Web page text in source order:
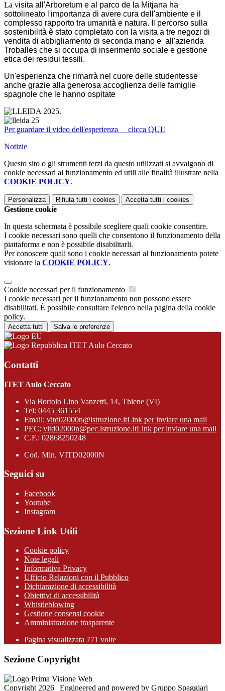
La visita all'Arboretum e al parco de la Mitjana ha
sottolineato l'importanza di avere cura dell'ambiente e il
complesso rapporto tra umanità e natura. Il percorso sulla
sostenibilità è stato completato con la visita a tre negozi di
vendita di abbigliamento di seconda mano e all'azienda
Troballes che si occupa di inserimento sociale e gestione
etica dei residui tessili.
Un'esperienza che rimarrà nel cuore delle studentesse
anche grazie alla generosa accoglienza delle famiglie
spagnole che le hanno ospitate
Per guardare il video dell'esperienza clicca QUI!
Notizie
Questo sito o gli strumenti terzi da questo utilizzati si avvalgono di
cookie necessari al funzionamento ed utili alle finalità illustrate nella
COOKIE POLICY.
Personalizza Rifiuta tutti i cookies Accetta tutti i cookies
Gestione cookie
In questa schermata è possibile scegliere quali cookie consentire.
I cookie necessari sono quelli che consentono il funzionamento della
piattaforma e non è possibile disabilitarli.
Per conoscere quali sono i cookie necessari al funzionamento potete
visionare la COOKIE POLICY.
Cookie necessari per il funzionamento
I cookie necessari per il funzionamento non possono essere
disabilitati. È possibile consultare l'elenco nella pagina della cookie
policy.
Accetta tutti Salva le preferenze
ITET Aulo Ceccato
Contatti
ITET Aulo Ceccato
Via Bortolo Lino Vanzetti, 14, Thiene (VI)
Tel: 0445 361554
Email: vitd02000n@istruzione.itLink per inviare una mail
PEC: vitd02000n@pec.istruzione.itLink per inviare una mail
C.F.: 02868250248
Cod. Min. VITD02000N
Seguici su
Facebook
Youtube
Instagram
Sezione Link Utili
Cookie policy
Note legali
Informativa Privacy
Ufficio Relazioni con il Pubblico
Dichiarazione di accessibilità
Obiettivi di accessibilità
Whistleblowing
Gestione consensi cookie
Amministrazione trasparente
Pagina visualizzata 771 volte
Sezione Copyright
Copyright 2026 | Engineered and powered by Gruppo Spaggiari